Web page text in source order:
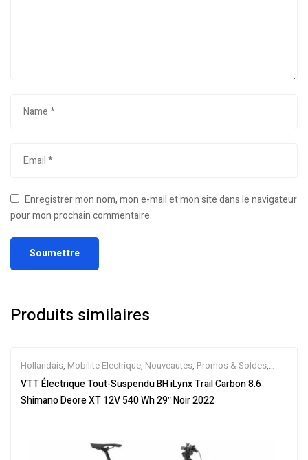
Enregistrer mon nom, mon e-mail et mon site dans le navigateur
pour mon prochain commentaire.
Produits similaires
Hollandais, Mobilite Electrique, Nouveautes, Promos & Soldes,
Tout-Suspendus ,Vélo électrique ville,Velos Electriques,VTT
Électriques
VTT Électrique Tout-Suspendu BH iLynx Trail Carbon 8.6
Shimano Deore XT 12V 540 Wh 29″ Noir 2022